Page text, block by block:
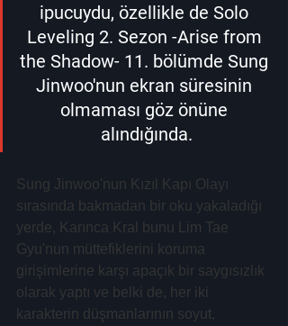
ipucuydu, özellikle de Solo
Leveling 2. Sezon -Arise from
the Shadow- 11. bölümde Sung
Jinwoo'nun ekran süresinin
olmaması göz önüne
alındığında.
Sung Jinwoo'nun Kızıl Kapı Olayı
sırasında bakmadan bir oku yakaladığı
yerde, Karınca Kral bunu Lim Tae
Gyu'nun müttefiklerini koruma
girişimlerine karşı apaçık bir saygısızlık
olarak yaptı ve belki de, her iki
karakterin düşmanlarının soyut,